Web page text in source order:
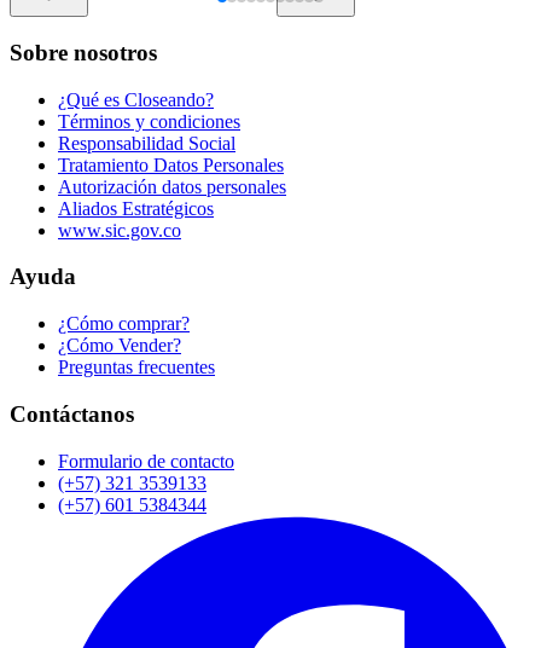
Sobre nosotros
¿Qué es Closeando?
Términos y condiciones
Responsabilidad Social
Tratamiento Datos Personales
Autorización datos personales
Aliados Estratégicos
www.sic.gov.co
Ayuda
¿Cómo comprar?
¿Cómo Vender?
Preguntas frecuentes
Contáctanos
Formulario de contacto
(+57) 321 3539133
(+57) 601 5384344